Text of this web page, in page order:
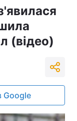
(відео)
Google